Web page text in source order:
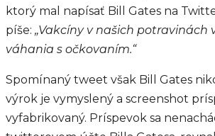
ktorý mal napísať Bill Gates na
píše: „Vakcíny v našich potravinách
váhania s očkovaním.“
Spomínaný tweet však Bill Gates
výrok je vymyslený a screenshot
vyfabrikovaný. Príspevok sa